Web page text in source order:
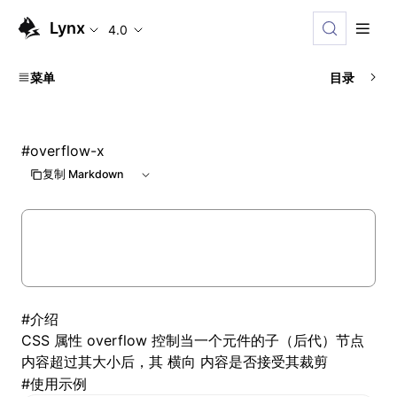
Lynx 4.0
菜单 目录
#overflow-x
复制 Markdown
#介绍
CSS 属性 overflow 控制当一个元件的子（后代）节点
内容超过其大小后，其 横向 内容是否接受其裁剪
#使用示例